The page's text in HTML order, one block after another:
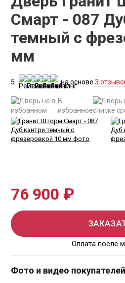
Смарт - 087
темный с
мм
5 на основе3
В
избранное
76 900 ₽
Оплата после
Фото и видео покупателей